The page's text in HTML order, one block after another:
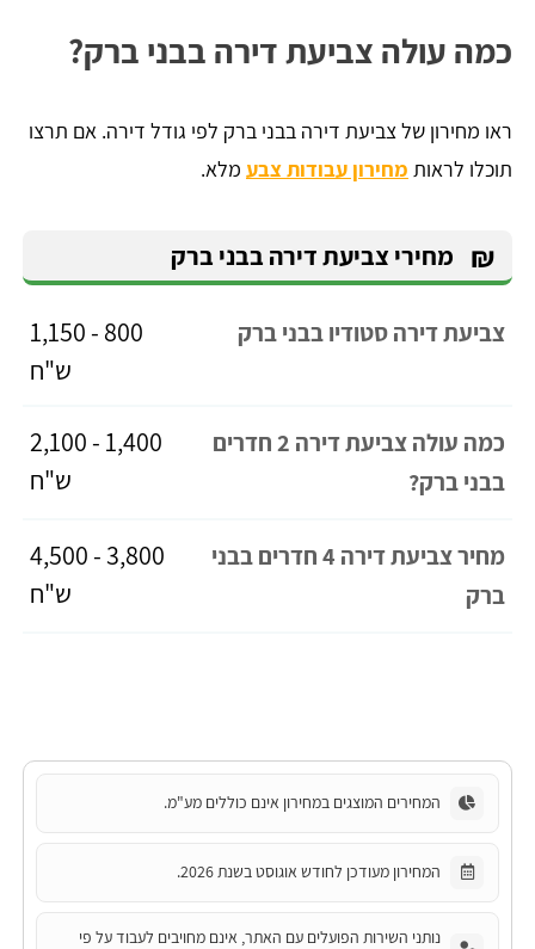
כמה עולה צביעת דירה בבני ברק?
ראו מחירון של צביעת דירה בבני ברק לפי גודל דירה. אם תרצו
תוכלו לראות מחירון עבודות צבע מלא.
₪ מחירי צביעת דירה בבני ברק
צביעת דירה סטודיו בבני ברק
800 - 1,150
ש"ח
כמה עולה צביעת דירה 2 חדרים
בבני ברק?
1,400 - 2,100
ש"ח
מחיר צביעת דירה 4 חדרים בבני
ברק
3,800 - 4,500
ש"ח
המחירים המוצגים במחירון אינם כוללים מע"מ.
המחירון מעודכן לחודש אוגוסט בשנת 2026.
נותני השירות הפועלים עם האתר, אינם מחויבים לעבוד על פי